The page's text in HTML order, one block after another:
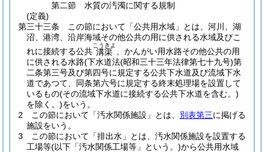
第二節
水質の汚濁に関する規制
(定義)
第三十三条
この節において「公共用水域」とは、河川、湖
沼、港湾、沿岸海域その他公共の用に供される水域及びこ
れに接続する公共 溝渠
こうきよ
、かんがい用水路その他公共の用
に供される水路(下水道法(昭和三十三年法律第七十九号)第
二条第三号及び第四号に規定する公共下水道及び流域下水
道であつて、同条第六号に規定する終末処理場を設置して
いるもの(その流域下水道に接続する公共下水道を含む。)
を除く。)をいう。
2
この節において「汚水関係施設」とは、 別表第三に掲げる
施設をいう。
3
この節において「排出水」とは、汚水関係施設を設置する
工場等(以下「汚水関係工場等」という。)から公共用水域